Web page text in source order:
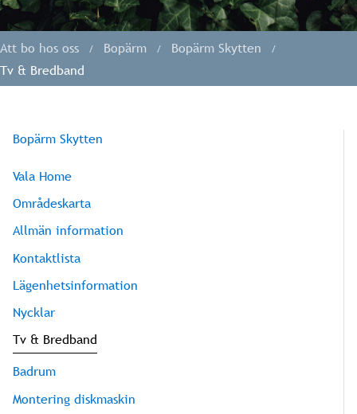
Att bo hos oss Bopärm
Bopärm Skytten
Tv & Bredband
Bopärm Skytten
Vala Home
Områdeskarta
Allmän information
Kontaktlista
Lägenhetsinformation
Nycklar
Tv & Bredband
Badrum
Montering diskmaskin